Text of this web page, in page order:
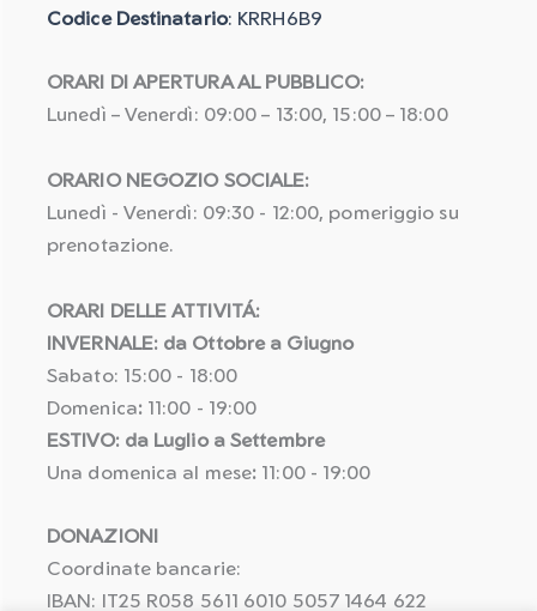
Codice Destinatario: KRRH6B9
ORARI DI APERTURA AL PUBBLICO:
Lunedì – Venerdì: 09:00 – 13:00, 15:00 – 18:00
ORARIO NEGOZIO SOCIALE:
Lunedì - Venerdì: 09:30 - 12:00, pomeriggio su
prenotazione.
ORARI DELLE ATTIVITÁ:
INVERNALE: da Ottobre a Giugno
Sabato: 15:00 - 18:00
Domenica: 11:00 - 19:00
ESTIVO: da Luglio a Settembre
Una domenica al mese: 11:00 - 19:00
DONAZIONI
Coordinate bancarie:
IBAN: IT25 R058 5611 6010 5057 1464 622